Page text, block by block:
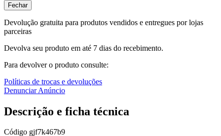
Fechar
Devolução gratuita para produtos vendidos e entregues por lojas
parceiras
Devolva seu produto em até 7 dias do recebimento.
Para devolver o produto consulte:
Políticas de trocas e devoluções
Denunciar Anúncio
Descrição e ficha técnica
Código gjf7k467b9